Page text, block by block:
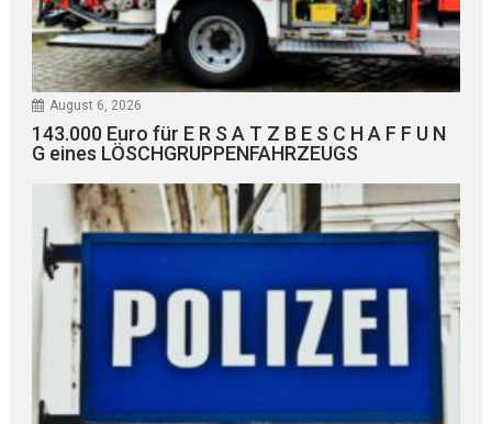
August 6, 2026
143.000 Euro für E R S A T Z B E S C H A F F U N
G eines LÖSCHGRUPPENFAHRZEUGS